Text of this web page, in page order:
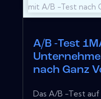
A/B -Test
nach Ganz
Das A/B -Test